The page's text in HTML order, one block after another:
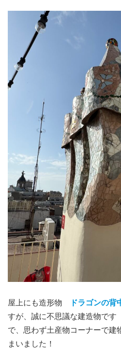
屋上にも造形物 ドラゴンの背
すが、誠に不思議な建造物で
で、思わず土産物コーナーで建
まいました！